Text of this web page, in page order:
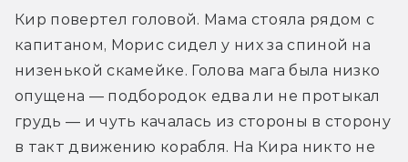
Кир повертел головой. Мама стояла рядом с
капитаном, Морис сидел у них за спиной на
низенькой скамейке. Голова мага была низко
опущена — подбородок едва ли не протыкал
грудь — и чуть качалась из стороны в сторону
в такт движению корабля. На Кира никто не